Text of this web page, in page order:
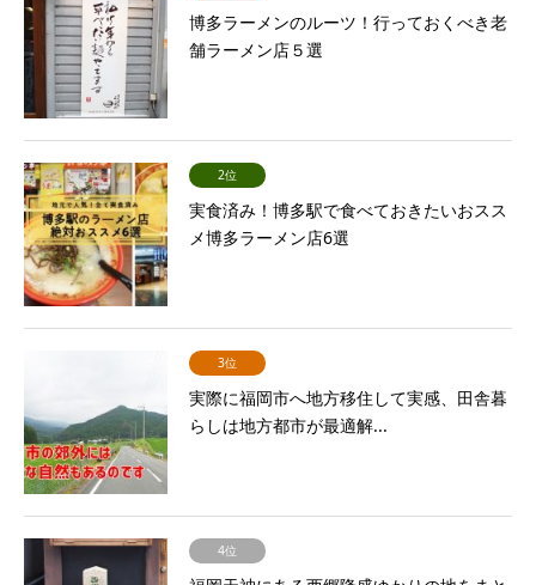
博多ラーメンのルーツ！行っておくべき老
舗ラーメン店５選
2位
実食済み！博多駅で食べておきたいおスス
メ博多ラーメン店6選
3位
実際に福岡市へ地方移住して実感、田舎暮
らしは地方都市が最適解...
4位